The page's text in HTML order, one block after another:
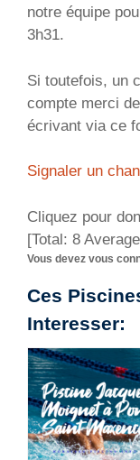
notre équipe
3h31.
Si toutefois, un
compte merci
écrivant via ce
Signaler un
Cliquez pour
[Total: 8
Vous devez vous
Ces
Interesser: